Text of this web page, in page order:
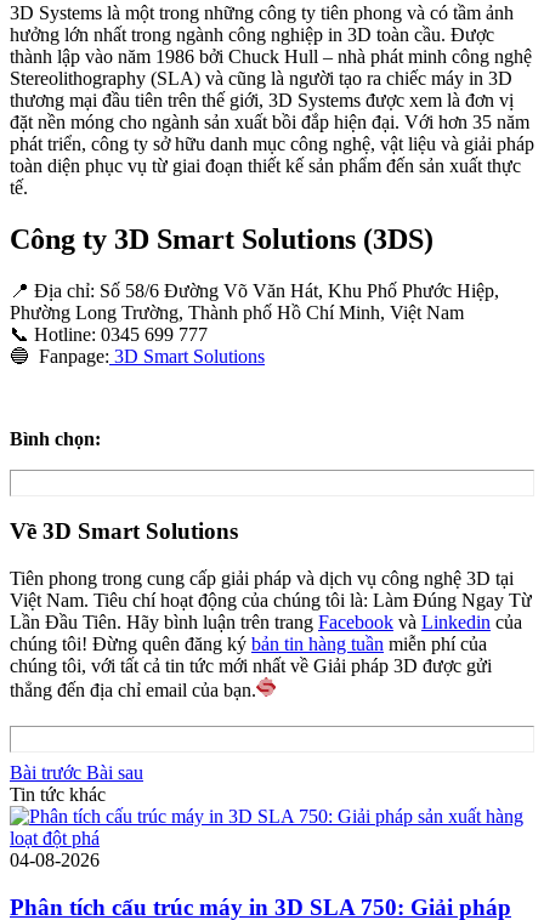
3D Systems là một trong những công ty tiên phong và có tầm ảnh
hưởng lớn nhất trong ngành công nghiệp in 3D toàn cầu. Được
thành lập vào năm 1986 bởi Chuck Hull – nhà phát minh công nghệ
Stereolithography (SLA) và cũng là người tạo ra chiếc máy in 3D
thương mại đầu tiên trên thế giới, 3D Systems được xem là đơn vị
đặt nền móng cho ngành sản xuất bồi đắp hiện đại. Với hơn 35 năm
phát triển, công ty sở hữu danh mục công nghệ, vật liệu và giải pháp
toàn diện phục vụ từ giai đoạn thiết kế sản phẩm đến sản xuất thực
tế.
Công ty 3D Smart Solutions (3DS)
📍 Địa chỉ: Số 58/6 Đường Võ Văn Hát, Khu Phố Phước Hiệp,
Phường Long Trường, Thành phố Hồ Chí Minh, Việt Nam
📞 Hotline: 0345 699 777
🔵 Fanpage: 3D Smart Solutions
Bình chọn:
Về 3D Smart Solutions
Tiên phong trong cung cấp giải pháp và dịch vụ công nghệ 3D tại
Việt Nam. Tiêu chí hoạt động của chúng tôi là: Làm Đúng Ngay Từ
Lần Đầu Tiên. Hãy bình luận trên trang Facebook và Linkedin của
chúng tôi! Đừng quên đăng ký bản tin hàng tuần miễn phí của
chúng tôi, với tất cả tin tức mới nhất về Giải pháp 3D được gửi
thẳng đến địa chỉ email của bạn.
Bài trước Bài sau
Tin tức khác
04-08-2026
Phân tích cấu trúc máy in 3D SLA 750: Giải pháp